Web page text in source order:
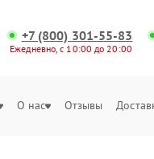
+7 (800) 301-55-83
Ежедневно, с 10:00 до 20:00
О нас Отзывы